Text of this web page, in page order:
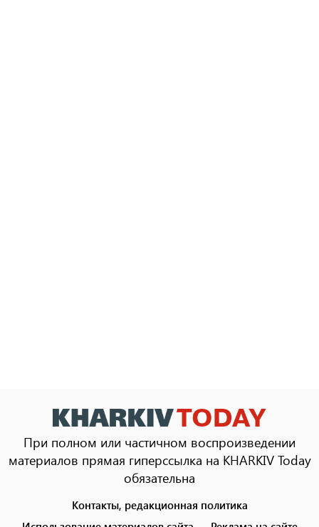
При полном или частичном воспроизведении
материалов прямая гиперссылка на KHARKIV Today
обязательна
Контакты, редакционная политика